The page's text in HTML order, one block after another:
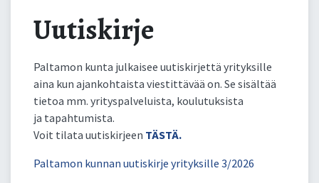
Uutiskirje
Paltamon kunta julkaisee uutiskirjettä yrityksille
aina kun ajankohtaista viestittävää on. Se sisältää
tietoa mm. yrityspalveluista, koulutuksista
ja tapahtumista.
Voit tilata uutiskirjeen TÄSTÄ.
Paltamon kunnan uutiskirje yrityksille 3/2026